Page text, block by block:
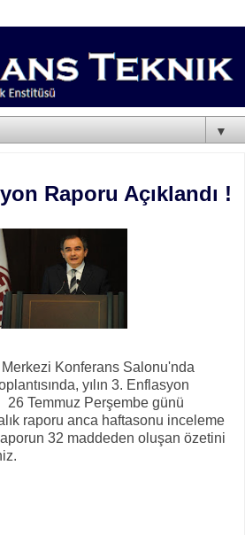
▼
Raporu Açıklandı !
Merkezi Konferans Salonu'nda
yılın 3. Enflasyon
26 Temmuz Perşembe günü
raporu anca haftasonu inceleme
32 maddeden oluşan özetini